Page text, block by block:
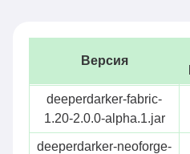
Версия
deeperdarker-fabric-
1.20-2.0.0-alpha.1.jar
deeperdarker-neoforge-